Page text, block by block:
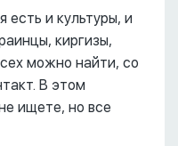
есть и культуры, и
киргизы,
можно найти, со
В этом
ищете, но все